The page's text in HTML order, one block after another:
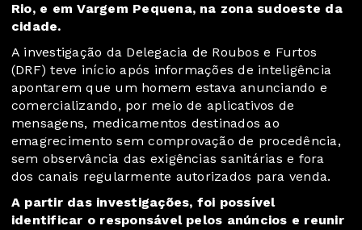
Rio, e em Vargem Pequena, na zona sudoeste da
cidade.
A investigação da Delegacia de Roubos e Furtos
(DRF) teve início após informações de inteligência
apontarem que um homem estava anunciando e
comercializando, por meio de aplicativos de
mensagens, medicamentos destinados ao
emagrecimento sem comprovação de procedência,
sem observância das exigências sanitárias e fora
dos canais regularmente autorizados para venda.
A partir das investigações, foi possível
identificar o responsável pelos anúncios e reunir